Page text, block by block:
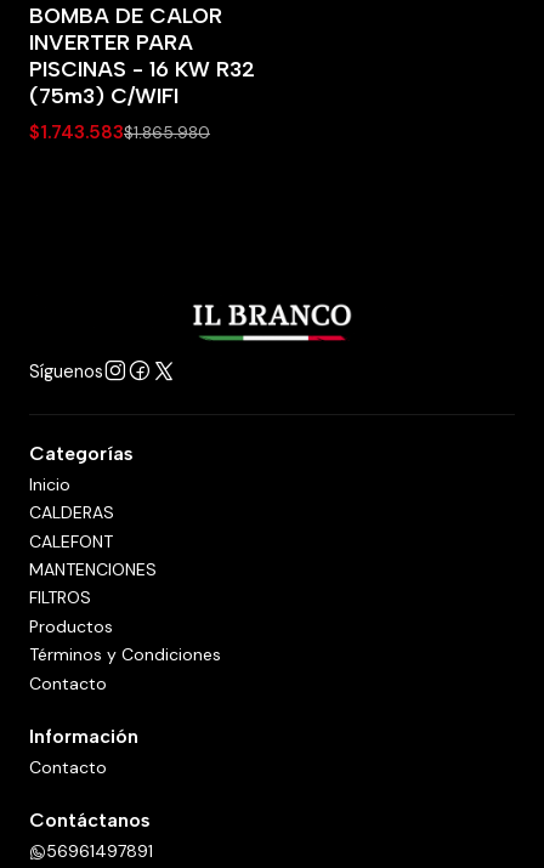
BOMBA DE CALOR
INVERTER PARA
PISCINAS - 16 KW R32
(75m3) C/WIFI
$1.743.583$1.865.980
Síguenos
Categorías
Inicio
CALDERAS
CALEFONT
MANTENCIONES
FILTROS
Productos
Términos y Condiciones
Contacto
Información
Contacto
Contáctanos
56961497891